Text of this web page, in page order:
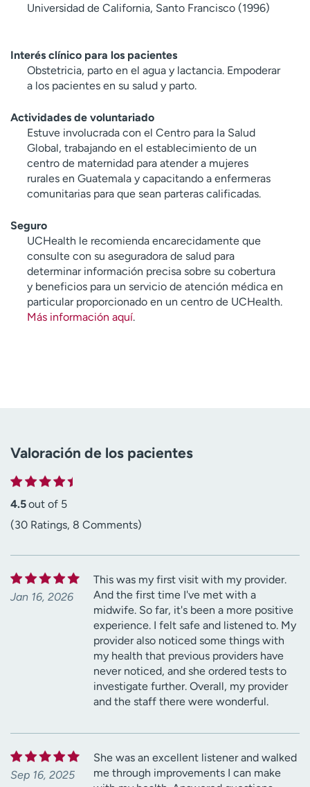
Universidad de California, Santo Francisco (1996)
Interés clínico para los pacientes
Obstetricia, parto en el agua y lactancia. Empoderar
a los pacientes en su salud y parto.
Actividades de voluntariado
Estuve involucrada con el Centro para la Salud
Global, trabajando en el establecimiento de un
centro de maternidad para atender a mujeres
rurales en Guatemala y capacitando a enfermeras
comunitarias para que sean parteras calificadas.
Seguro
UCHealth le recomienda encarecidamente que
consulte con su aseguradora de salud para
determinar información precisa sobre su cobertura
y beneficios para un servicio de atención médica en
particular proporcionado en un centro de UCHealth.
Más información aquí.
Valoración de los pacientes
4.5out of 5
(30 Ratings, 8 Comments)
Jan 16, 2026
This was my first visit with my provider.
And the first time I've met with a
midwife. So far, it's been a more positive
experience. I felt safe and listened to. My
provider also noticed some things with
my health that previous providers have
never noticed, and she ordered tests to
investigate further. Overall, my provider
and the staff there were wonderful.
Sep 16, 2025
She was an excellent listener and walked
me through improvements I can make